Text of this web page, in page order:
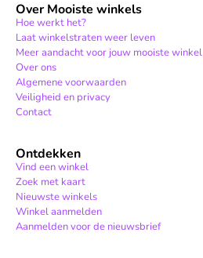
Over Mooiste winkels
Hoe werkt het?
Laat winkelstraten weer leven
Meer aandacht voor jouw mooiste winkel
Over ons
Algemene voorwaarden
Veiligheid en privacy
Contact
Ontdekken
Vind een winkel
Zoek met kaart
Nieuwste winkels
Winkel aanmelden
Aanmelden voor de nieuwsbrief